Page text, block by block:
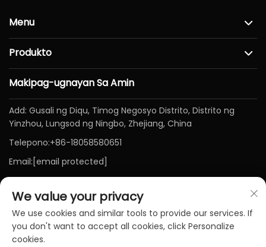
Menu
Produkto
Makipag-ugnayan Sa Amin
Add: Gusali ng Diqu, Timog Negosyo Distrito, Distrito ng
Yinzhou, Lungsod ng Ningbo, Zhejiang, China
Telepono:+86-18058580651
Email: [email protected]
We value your privacy
We use cookies and similar tools to provide our services. If
you don't want to accept all cookies, click Personalize
cookies.